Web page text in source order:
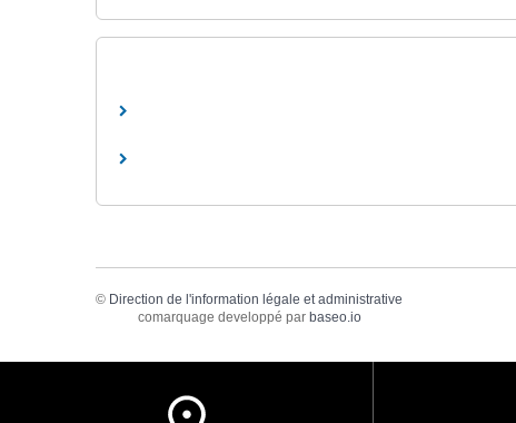
© Direction de l'information légale et administrative
comarquage developpé par baseo.io